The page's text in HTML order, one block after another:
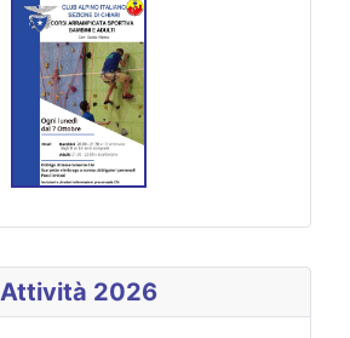
Attività 2026